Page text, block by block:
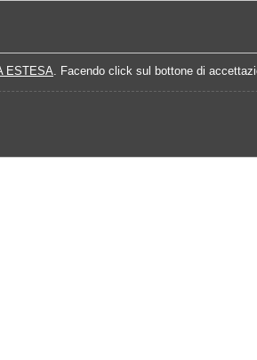
ESTESA. Facendo click sul bottone di